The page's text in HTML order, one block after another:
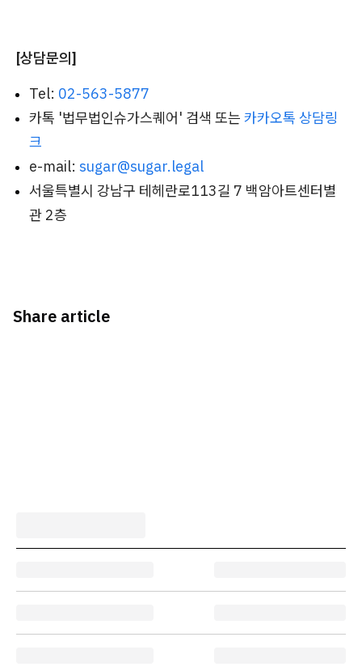
[상담문의]
Tel: 02-563-5877
카톡 '법무법인슈가스퀘어' 검색 또는 카카오톡 상담링
크
e-mail: sugar@sugar.legal
서울특별시 강남구 테헤란로113길 7 백암아트센터별
관 2층
Share article